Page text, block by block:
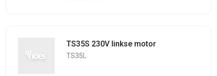
TS35S 230V linkse motor
TS35L